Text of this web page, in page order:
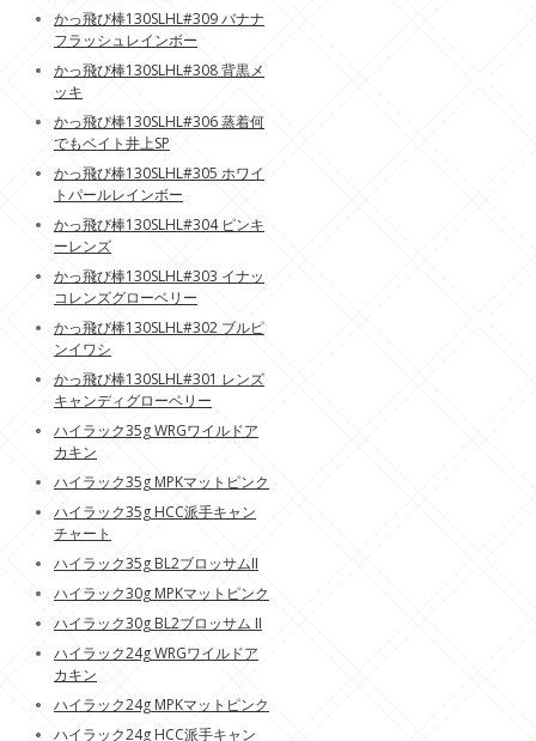
かっ飛び棒130SLHL#309 バナナ
フラッシュレインボー
かっ飛び棒130SLHL#308 背黒メ
ッキ
かっ飛び棒130SLHL#306 蒸着何
でもベイト井上SP
かっ飛び棒130SLHL#305 ホワイ
トパールレインボー
かっ飛び棒130SLHL#304 ピンキ
ーレンズ
かっ飛び棒130SLHL#303 イナッ
コレンズグローベリー
かっ飛び棒130SLHL#302 ブルピ
ンイワシ
かっ飛び棒130SLHL#301 レンズ
キャンディグローベリー
ハイラック35g WRGワイルドア
カキン
ハイラック35g MPKマットピンク
ハイラック35g HCC派手キャン
チャート
ハイラック35g BL2ブロッサムII
ハイラック30g MPKマットピンク
ハイラック30g BL2ブロッサム II
ハイラック24g WRGワイルドア
カキン
ハイラック24g MPKマットピンク
ハイラック24g HCC派手キャン